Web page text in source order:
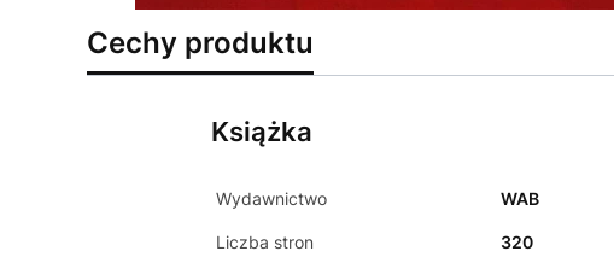
Cechy produktu
Książka
Wydawnictwo WAB
Liczba stron 320